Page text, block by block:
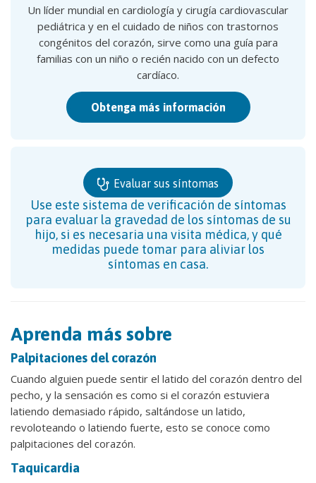
Un líder mundial en cardiología y cirugía cardiovascular
pediátrica y en el cuidado de niños con trastornos
congénitos del corazón, sirve como una guía para
familias con un niño o recién nacido con un defecto
cardíaco.
Obtenga más información
Evaluar sus síntomas
Use este sistema de verificación de síntomas
para evaluar la gravedad de los síntomas de su
hijo, si es necesaria una visita médica, y qué
medidas puede tomar para aliviar los
síntomas en casa.
Aprenda más sobre
Palpitaciones del corazón
Cuando alguien puede sentir el latido del corazón dentro del
pecho, y la sensación es como si el corazón estuviera
latiendo demasiado rápido, saltándose un latido,
revoloteando o latiendo fuerte, esto se conoce como
palpitaciones del corazón.
Taquicardia